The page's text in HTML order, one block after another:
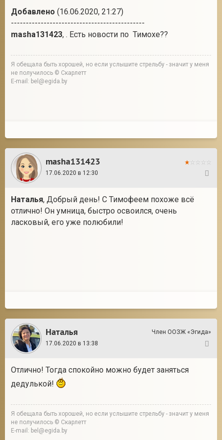
Добавлено (16.06.2020, 21:27)
---------------------------------------------
masha131423, . Есть новости по Тимохе??
Я обещала быть хорошей, но если услышите стрельбу - значит у меня
не получилось © Скарлетт
E-mail: bel@egida.by
masha131423
17.06.2020 в 12:30
Наталья, Добрый день! С Тимофеем похоже всё
отлично! Он умница, быстро освоился, очень
ласковый, его уже полюбили!
Наталья
Член ООЗЖ «Эгида»
17.06.2020 в 13:38
Отлично! Тогда спокойно можно будет заняться
дедулькой!
Я обещала быть хорошей, но если услышите стрельбу - значит у меня
не получилось © Скарлетт
E-mail: bel@egida.by